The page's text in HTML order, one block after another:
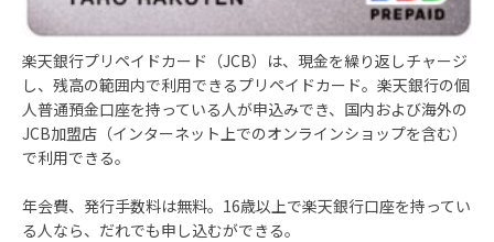
楽天銀行プリペイドカード（JCB）は、現金を繰り返しチャージ
し、残高の範囲内で利用できるプリペイドカード。楽天銀行の個
人普通預金口座を持っている人が申込みでき、国内および海外の
JCB加盟店（インターネット上でのオンラインショップを含む）
で利用できる。
年会費、発行手数料は無料。16歳以上で楽天銀行口座を持ってい
る人なら、だれでも申し込むができる。